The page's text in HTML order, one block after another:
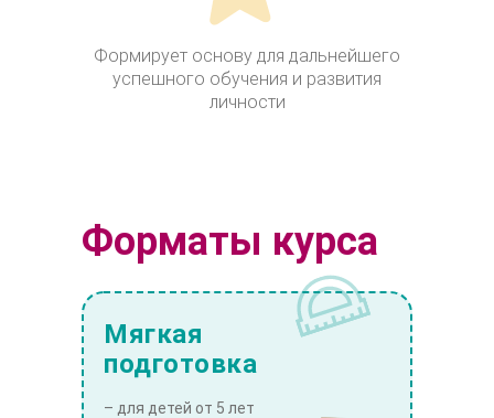
Формирует основу для дальнейшего
успешного обучения и развития
личности
Форматы курса
– для детей от 5 лет
Мягкая
подготовка